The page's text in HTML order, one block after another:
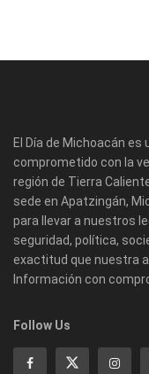
El Día de Michoacán
comprometido con la
región de Tierra
sede en Apatzingán,
para llevar a nuestros
seguridad, política,
exactitud que nuestra
Información con
Follow Us